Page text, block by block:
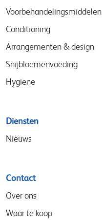
menu
Voorbehandelingsmiddelen
Conditioning
Arrangementen & design
Snijbloemenvoeding
Hygiene
Diensten
Nieuws
Contact
Over ons
Waar te koop